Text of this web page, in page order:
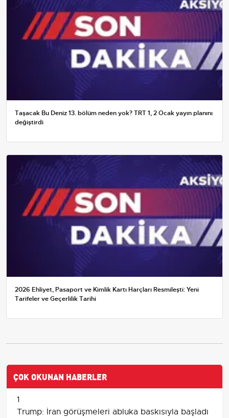
Taşacak Bu Deniz 13. bölüm neden yok? TRT 1, 2 Ocak yayın planını
değiştirdi
2026 Ehliyet, Pasaport ve Kimlik Kartı Harçları Resmileşti: Yeni
Tarifeler ve Geçerlilik Tarihi
ÇOK OKUNAN HABERLER
1
Trump: İran görüşmeleri abluka baskısıyla başladı